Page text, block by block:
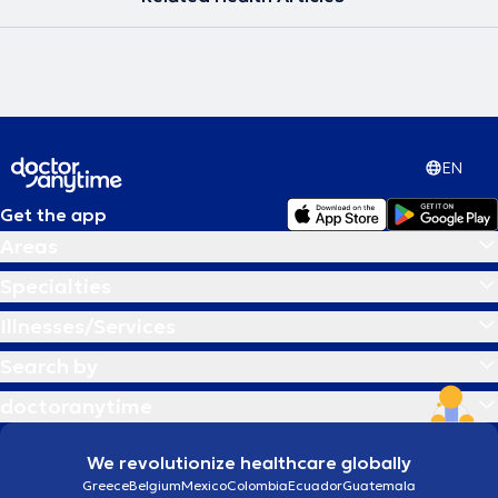
EN
Get the app
We revolutionize healthcare globally
GreeceBelgiumMexicoColombiaEcuadorGuatemala